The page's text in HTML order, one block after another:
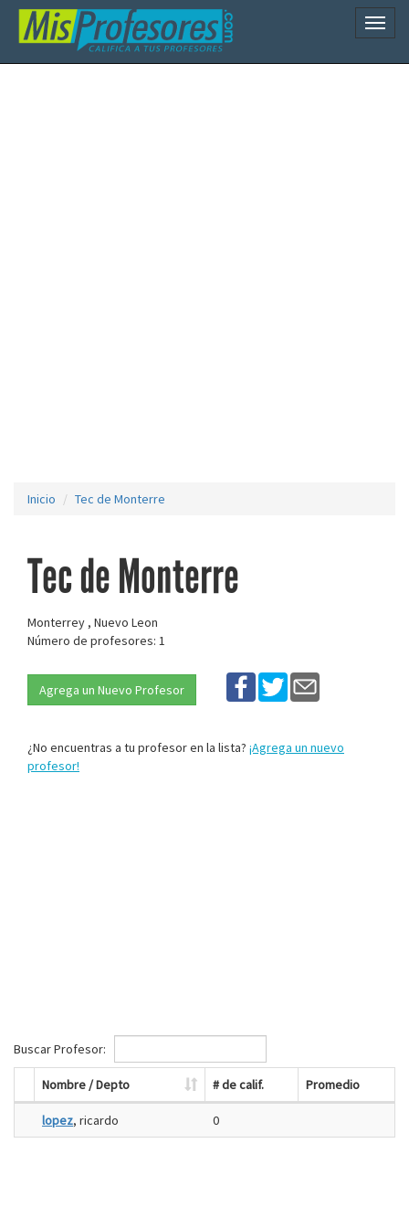
Inicio Tec de Monterre
Tec de Monterre
Monterrey , Nuevo Leon
Número de profesores: 1
Agrega un Nuevo Profesor
¿No encuentras a tu profesor en la lista? ¡Agrega un nuevo
profesor!
Buscar Profesor:
Nombre / Depto # de calif. Promedio
lopez, ricardo 0